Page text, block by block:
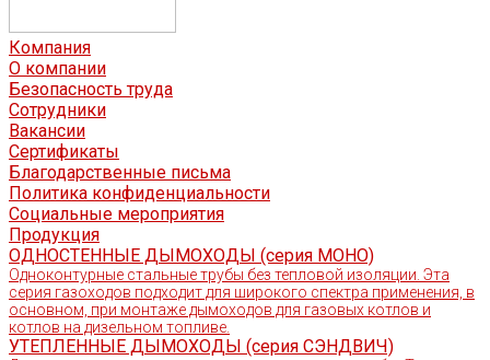
Компания
О компании
Безопасность труда
Сотрудники
Вакансии
Сертификаты
Благодарственные письма
Политика конфиденциальности
Социальные мероприятия
Продукция
ОДНОСТЕННЫЕ ДЫМОХОДЫ (серия МОНО)
Одноконтурные стальные трубы без тепловой изоляции. Эта
серия газоходов подходит для широкого спектра применения, в
основном, при монтаже дымоходов для газовых котлов и
котлов на дизельном топливе.
УТЕПЛЕННЫЕ ДЫМОХОДЫ (серия СЭНДВИЧ)